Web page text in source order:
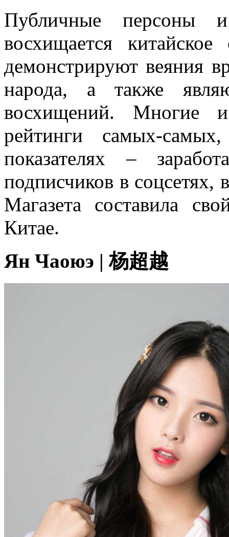
Публичные персоны
восхищается
демонстрируют веяния
народа, а также
восхищений. Многие
рейтинги самых-
показателях –
подписчиков в соцсетях,
Магазета составила
Китае.
Ян Чаоюэ | 杨超越